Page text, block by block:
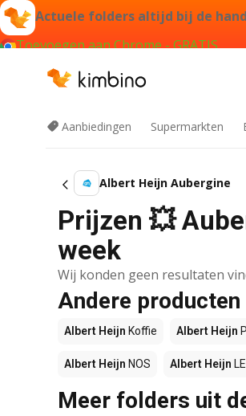
Actuele folders altijd bij de hand
Toevoegen aan Chrome - GRATIS
Aanbiedingen Supermarkten
Albert Heijn Aubergine
Prijzen 💥
week
Wij konden geen resultaten
Andere
Albert Heijn Koffie Albert Heijn
Albert Heijn NOS Albert Heijn
Meer folders uit